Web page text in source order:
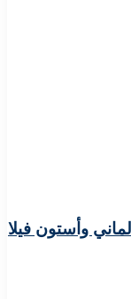
وأستون فيلا